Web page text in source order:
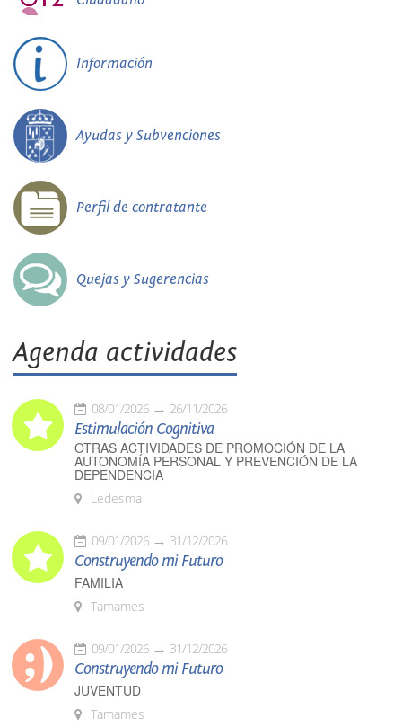
Información
Ayudas y Subvenciones
Perfil de contratante
Quejas y Sugerencias
Agenda actividades
08/01/2026 26/11/2026
Estimulación Cognitiva
OTRAS ACTIVIDADES DE PROMOCIÓN DE LA
AUTONOMÍA PERSONAL Y PREVENCIÓN DE LA
DEPENDENCIA
Ledesma
09/01/2026 31/12/2026
Construyendo mi Futuro
FAMILIA
Tamames
09/01/2026 31/12/2026
Construyendo mi Futuro
JUVENTUD
Tamames